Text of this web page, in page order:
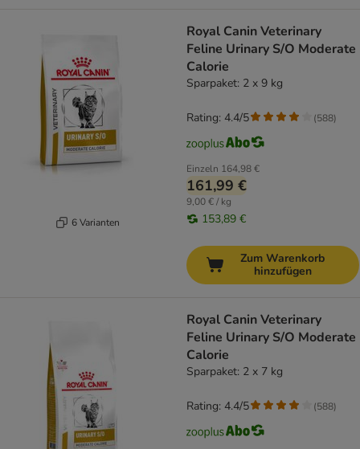
6 Varianten
Royal Canin Veterinary
Feline Urinary S/O Moderate
Calorie
Sparpaket: 2 x 9 kg
Einzeln 164,98 €
161,99 €
9,00 € / kg
153,89 €
Rating: 4.4/5 (588)
Zum Warenkorb
hinzufügen
Royal Canin Veterinary
Feline Urinary S/O Moderate
Calorie
Sparpaket: 2 x 7 kg
Rating: 4.4/5 (588)